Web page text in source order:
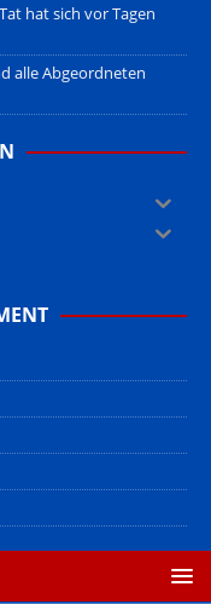
hat sich vor Tagen
alle Abgeordneten